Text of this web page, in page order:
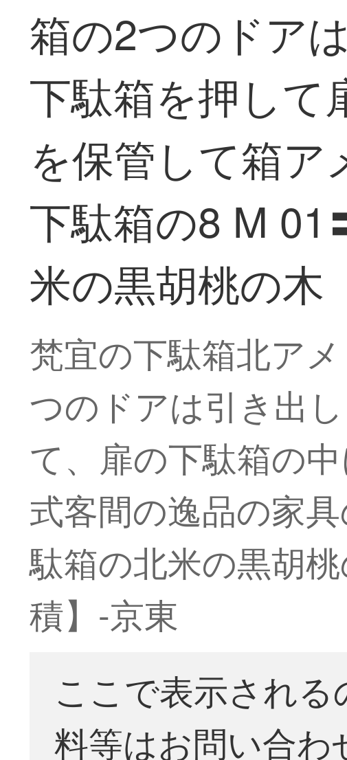
箱の2つのドア
下駄箱を押して
を保管して箱ア
下駄箱の8 M 01
米の黒胡桃の木
梵宜の下駄箱北ア
つのドアは引き出
て、扉の下駄箱の
式客間の逸品の家
駄箱の北米の黒胡
積】-京東
ここで表示され
料等はお問い合わ